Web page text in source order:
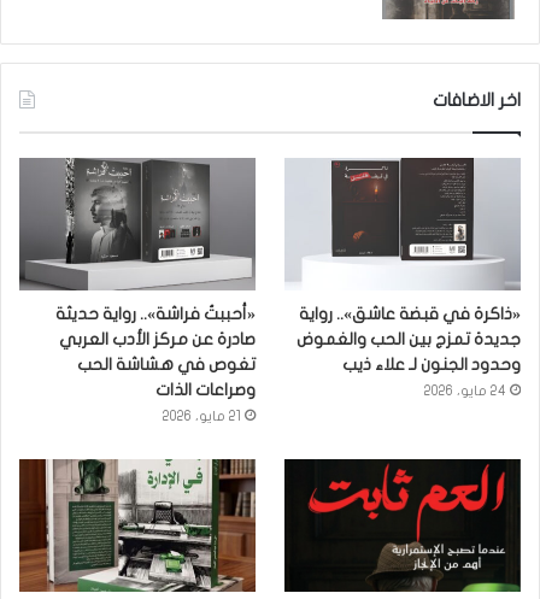
اخر الاضافات
«ذاكرة في قبضة عاشق».. رواية
جديدة تمزج بين الحب والغموض
وحدود الجنون لـ علاء ذيب
24 مايو، 2026
«أحببتُ فراشة».. رواية حديثة
صادرة عن مركز الأدب العربي
تغوص في هشاشة الحب
وصراعات الذات
21 مايو، 2026